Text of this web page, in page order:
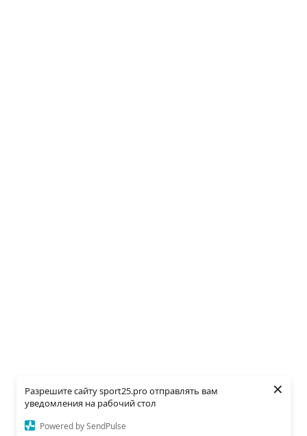
Разрешите сайту sport25.pro отправлять вам
уведомления на рабочий стол
Powered by SendPulse
×